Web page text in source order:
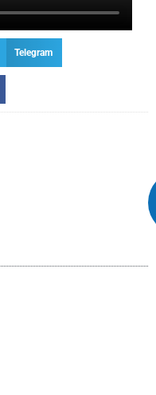
Telegram